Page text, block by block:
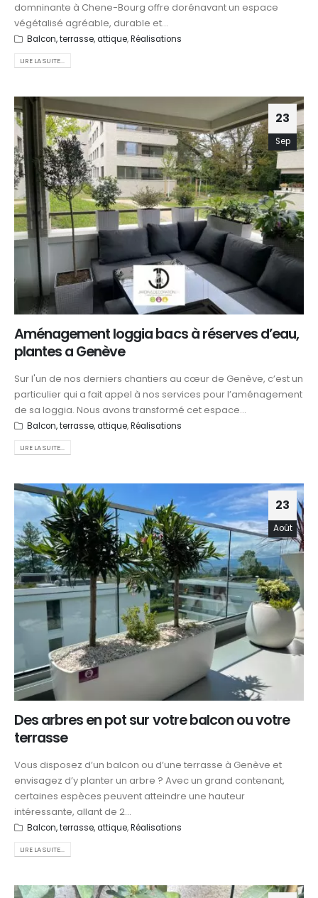
domninante à Chene-Bourg offre dorénavant un espace
végétalisé agréable, durable et...
Balcon, terrasse, attique,Réalisations
LIRE LA SUITE...
23
Sep
Aménagement loggia bacs à réserves d’eau,
plantes a Genève
Sur l'un de nos derniers chantiers au cœur de Genève, c’est un
particulier qui a fait appel à nos services pour l’aménagement
de sa loggia. Nous avons transformé cet espace...
Balcon, terrasse, attique,Réalisations
LIRE LA SUITE...
23
Août
Des arbres en pot sur votre balcon ou votre
terrasse
Vous disposez d’un balcon ou d’une terrasse à Genève et
envisagez d’y planter un arbre ? Avec un grand contenant,
certaines espèces peuvent atteindre une hauteur
intéressante, allant de 2...
Balcon, terrasse, attique,Réalisations
LIRE LA SUITE...